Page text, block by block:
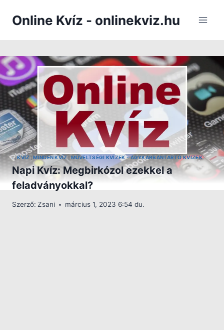
Online Kvíz - onlinekviz.hu
.|KVÍZ MINDEN KVÍZ |MŰVELTSÉGI KVÍZEK - AGYKARBANTARTÓ KVIZEK
Napi Kvíz: Megbirkózol ezekkel a
feladványokkal?
Szerző: Zsani március 1, 2023 6:54 du.